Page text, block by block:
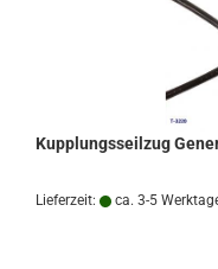
Kupplungsseilzug
Lieferzeit: ca. 3-5